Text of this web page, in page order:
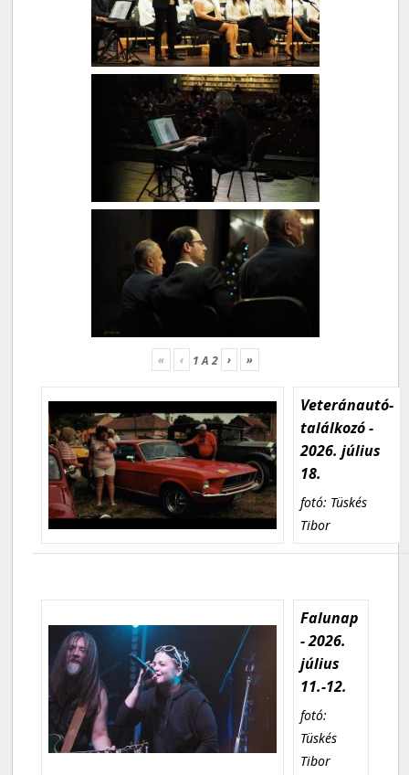
« ‹ 1A2 › »
Veteránautó-
találkozó -
2026. július
18.
fotó: Tüskés
Tibor
Falunap
- 2026.
július
11.-12.
fotó:
Tüskés
Tibor